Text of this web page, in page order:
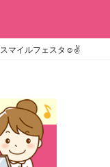
スマイルフェスタ☺✌